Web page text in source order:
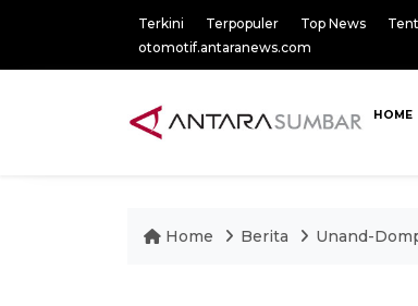
Terkini Terpopuler Top News
otomotif.antaranews.com
HOME
Home Berita Unand-